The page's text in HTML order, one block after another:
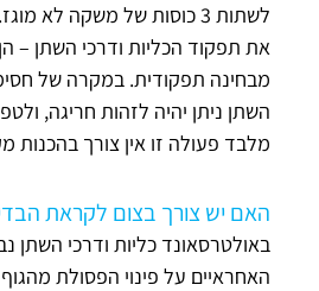
לשתות 3 כוסות של משקה לא
את תפקוד הכליות ודרכי השתן –
מבחינה תפקודית. במקרה של
השתן ניתן יהיה לזהות חריגה,
מלבד פעולה זו אין צורך בהכנות
האם יש צורך בצום לקראת
באולטרסאונד כליות ודרכי השתן
האחראיים על פינוי הפסולת